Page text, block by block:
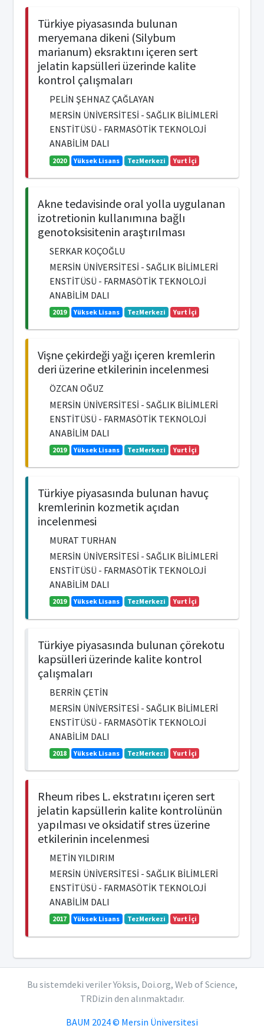
Türkiye piyasasında bulunan
meryemana dikeni (Silybum
marianum) eksraktını içeren sert
jelatin kapsülleri üzerinde kalite
kontrol çalışmaları
PELİN ŞEHNAZ ÇAĞLAYAN
MERSİN ÜNİVERSİTESİ - SAĞLIK BİLİMLERİ
ENSTİTÜSÜ - FARMASÖTİK TEKNOLOJİ
ANABİLİM DALI
2020 Yüksek Lisans TezMerkezi Yurt İçi
Akne tedavisinde oral yolla uygulanan
izotretionin kullanımına bağlı
genotoksisitenin araştırılması
SERKAR KOÇOĞLU
MERSİN ÜNİVERSİTESİ - SAĞLIK BİLİMLERİ
ENSTİTÜSÜ - FARMASÖTİK TEKNOLOJİ
ANABİLİM DALI
2019 Yüksek Lisans TezMerkezi Yurt İçi
Vişne çekirdeği yağı içeren kremlerin
deri üzerine etkilerinin incelenmesi
ÖZCAN OĞUZ
MERSİN ÜNİVERSİTESİ - SAĞLIK BİLİMLERİ
ENSTİTÜSÜ - FARMASÖTİK TEKNOLOJİ
ANABİLİM DALI
2019 Yüksek Lisans TezMerkezi Yurt İçi
Türkiye piyasasında bulunan havuç
kremlerinin kozmetik açıdan
incelenmesi
MURAT TURHAN
MERSİN ÜNİVERSİTESİ - SAĞLIK BİLİMLERİ
ENSTİTÜSÜ - FARMASÖTİK TEKNOLOJİ
ANABİLİM DALI
2019 Yüksek Lisans TezMerkezi Yurt İçi
Türkiye piyasasında bulunan çörekotu
kapsülleri üzerinde kalite kontrol
çalışmaları
BERRİN ÇETİN
MERSİN ÜNİVERSİTESİ - SAĞLIK BİLİMLERİ
ENSTİTÜSÜ - FARMASÖTİK TEKNOLOJİ
ANABİLİM DALI
2018 Yüksek Lisans TezMerkezi Yurt İçi
Rheum ribes L. ekstratını içeren sert
jelatin kapsüllerin kalite kontrolünün
yapılması ve oksidatif stres üzerine
etkilerinin incelenmesi
METİN YILDIRIM
MERSİN ÜNİVERSİTESİ - SAĞLIK BİLİMLERİ
ENSTİTÜSÜ - FARMASÖTİK TEKNOLOJİ
ANABİLİM DALI
2017 Yüksek Lisans TezMerkezi Yurt İçi
Bu sistemdeki veriler Yöksis, Doi.org, Web of Science,
TRDizin den alınmaktadır.
BAUM 2024 © Mersin Üniversitesi